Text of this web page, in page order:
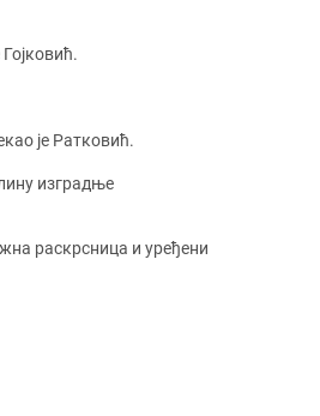
је Ратковић.
изградње
раскрсница и уређени